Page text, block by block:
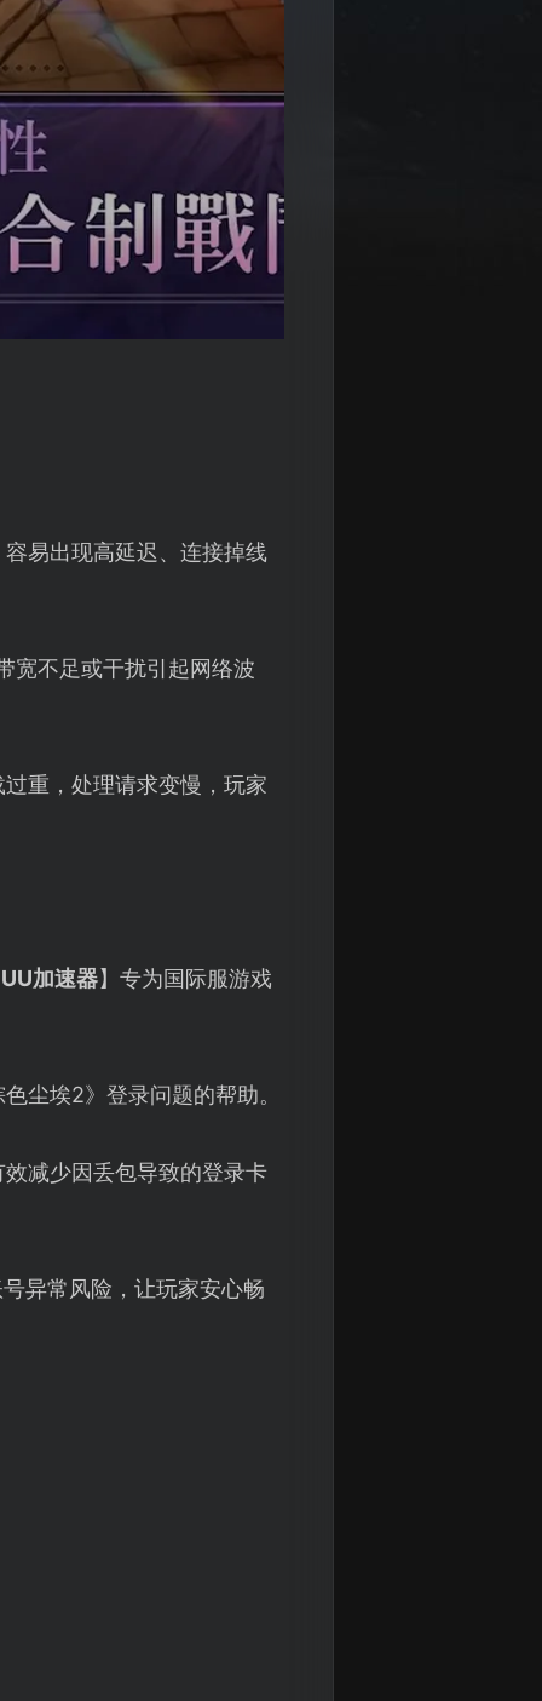
易出现高延迟、连接掉线
宽不足或干扰引起网络波
重，处理请求变慢，玩家
UU加速器】专为国际服游戏
尘埃2》登录问题的帮助。
减少因丢包导致的登录卡
异常风险，让玩家安心畅